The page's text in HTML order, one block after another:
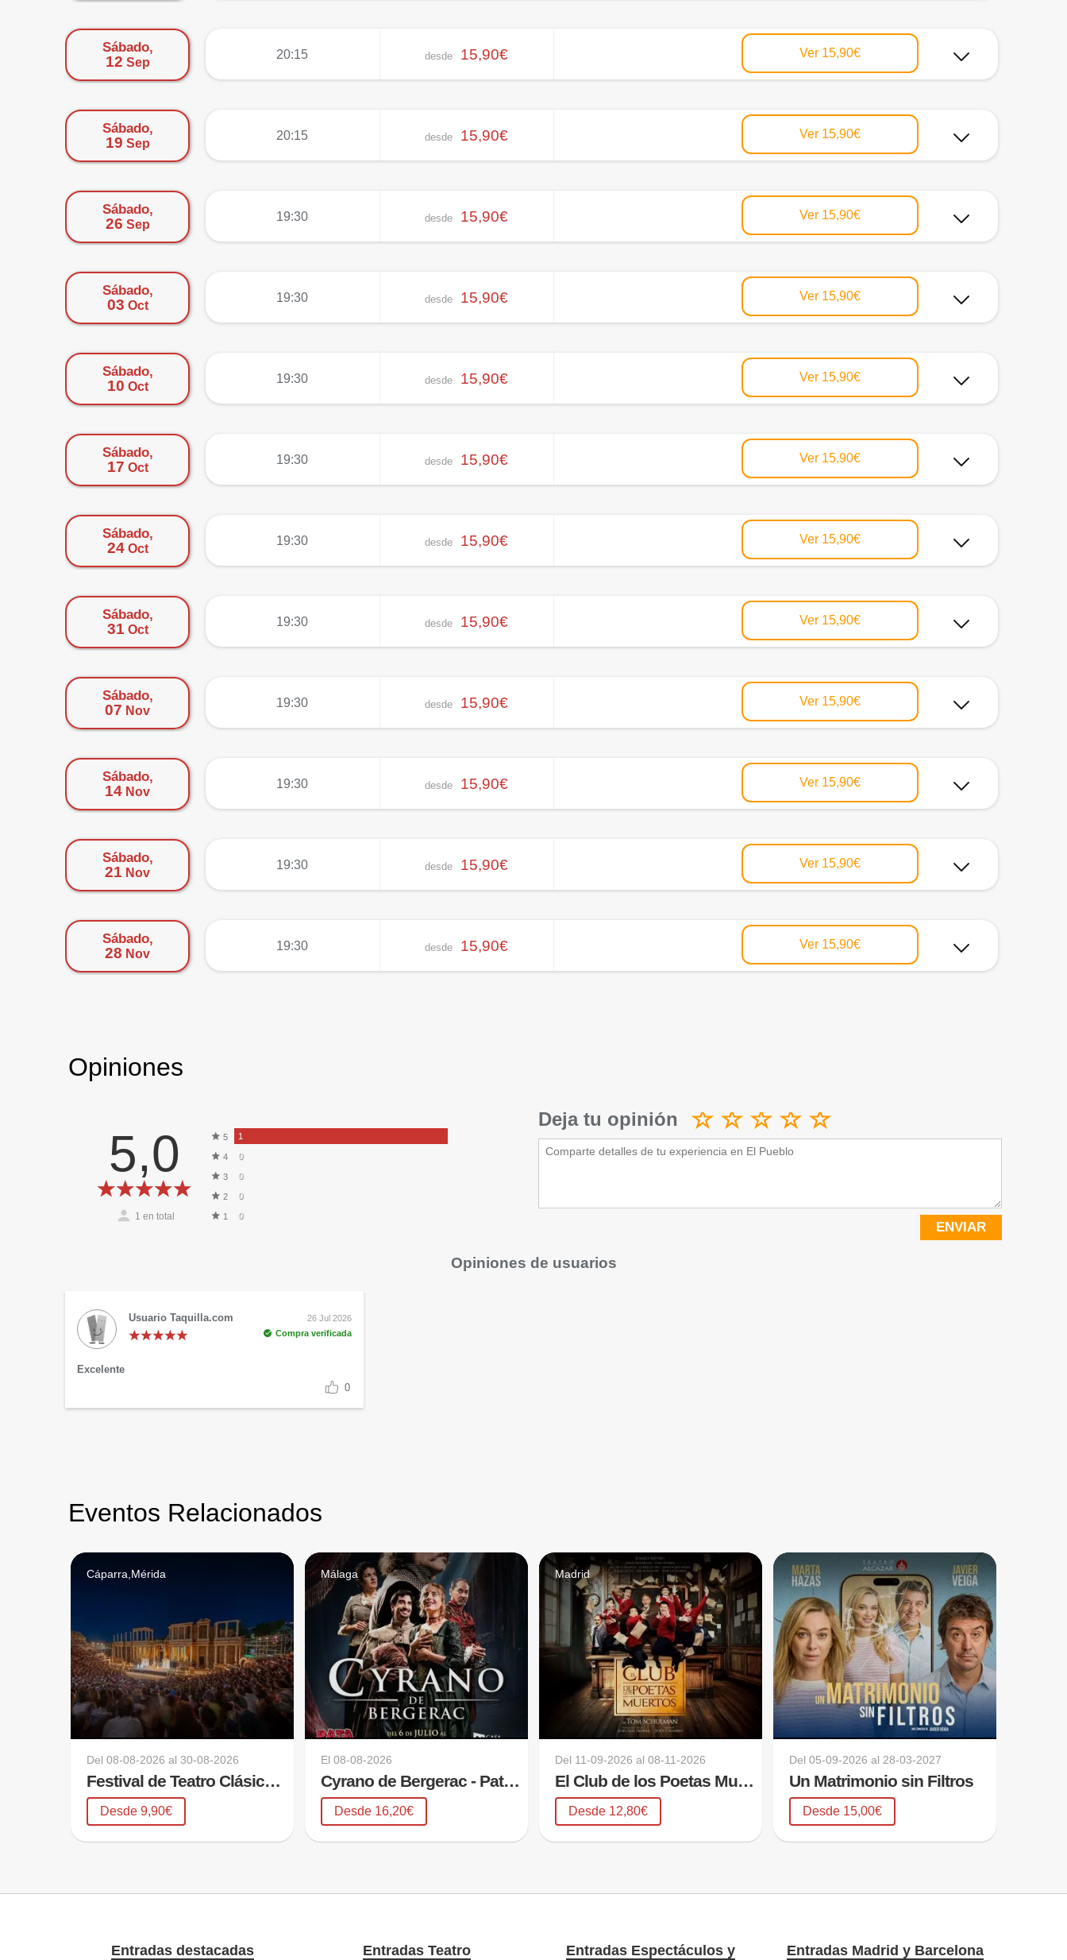
Sábado,
12 Sep
20:15 desde 15,90€ Ver 15,90€
Sábado,
19 Sep
20:15 desde 15,90€ Ver 15,90€
Sábado,
26 Sep
19:30 desde 15,90€ Ver 15,90€
Sábado,
03 Oct
19:30 desde 15,90€ Ver 15,90€
Sábado,
10 Oct
19:30 desde 15,90€ Ver 15,90€
Sábado,
17 Oct
19:30 desde 15,90€ Ver 15,90€
Sábado,
24Oct
19:30 desde 15,90€ Ver 15,90€
Sábado,
31 Oct
19:30 desde 15,90€ Ver 15,90€
Sábado,
07 Nov
19:30 desde 15,90€ Ver 15,90€
Sábado,
14 Nov
19:30 desde 15,90€ Ver 15,90€
Sábado,
21 Nov
19:30 desde 15,90€ Ver 15,90€
Sábado,
28 Nov
19:30 desde 15,90€ Ver 15,90€
Opiniones
5,0
1 en total
5 1
4 0
3 0
2 0
1 0
Deja tu opinión
ENVIAR
Opiniones de usuarios
Usuario Taquilla.com
26 Jul 2026
Compra verificada
Excelente
0
Eventos Relacionados
Cáparra,Mérida
Del08-08-2026 al30-08-2026
Festival de Teatro Clásico de Mérida 2026
Desde 9,90€
Málaga
El08-08-2026
Cyrano de Bergerac - Pata Teatro
Desde 16,20€
Madrid
Del 11-09-2026 al08-11-2026
El Club de los Poetas Muertos
Desde 12,80€
Del05-09-2026 al 28-03-2027
Un Matrimonio sin Filtros
Desde 15,00€
Entradas destacadas Entradas Teatro Entradas Espectáculos y Entradas Madrid y Barcelona